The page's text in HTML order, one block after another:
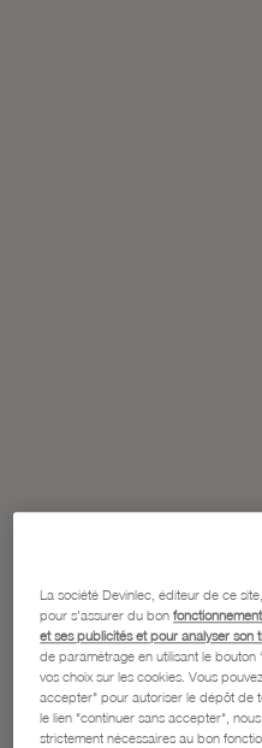
La société Devinlec, éditeur de ce
pour s'assurer du bon
et ses publicités et pour analyser son
de paramétrage en utilisant le
vos choix sur les cookies. Vous
accepter" pour autoriser le dépôt de
le lien "continuer sans accepter",
strictement nécessaires au bon